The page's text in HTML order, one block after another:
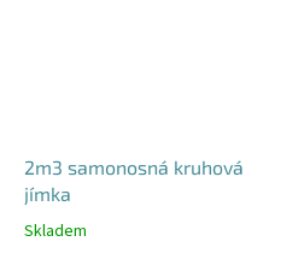
2m3 samonosná kruhová
jímka
Průměrné
Skladem